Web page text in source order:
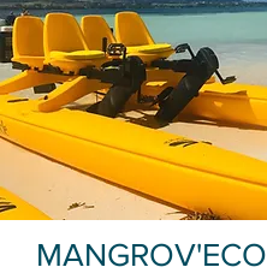
MANGROV'ECO